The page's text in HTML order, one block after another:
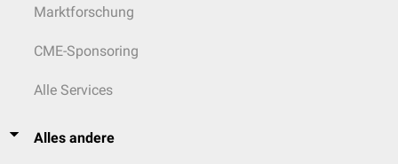
Marktforschung
CME-Sponsoring
Alle Services
Alles andere